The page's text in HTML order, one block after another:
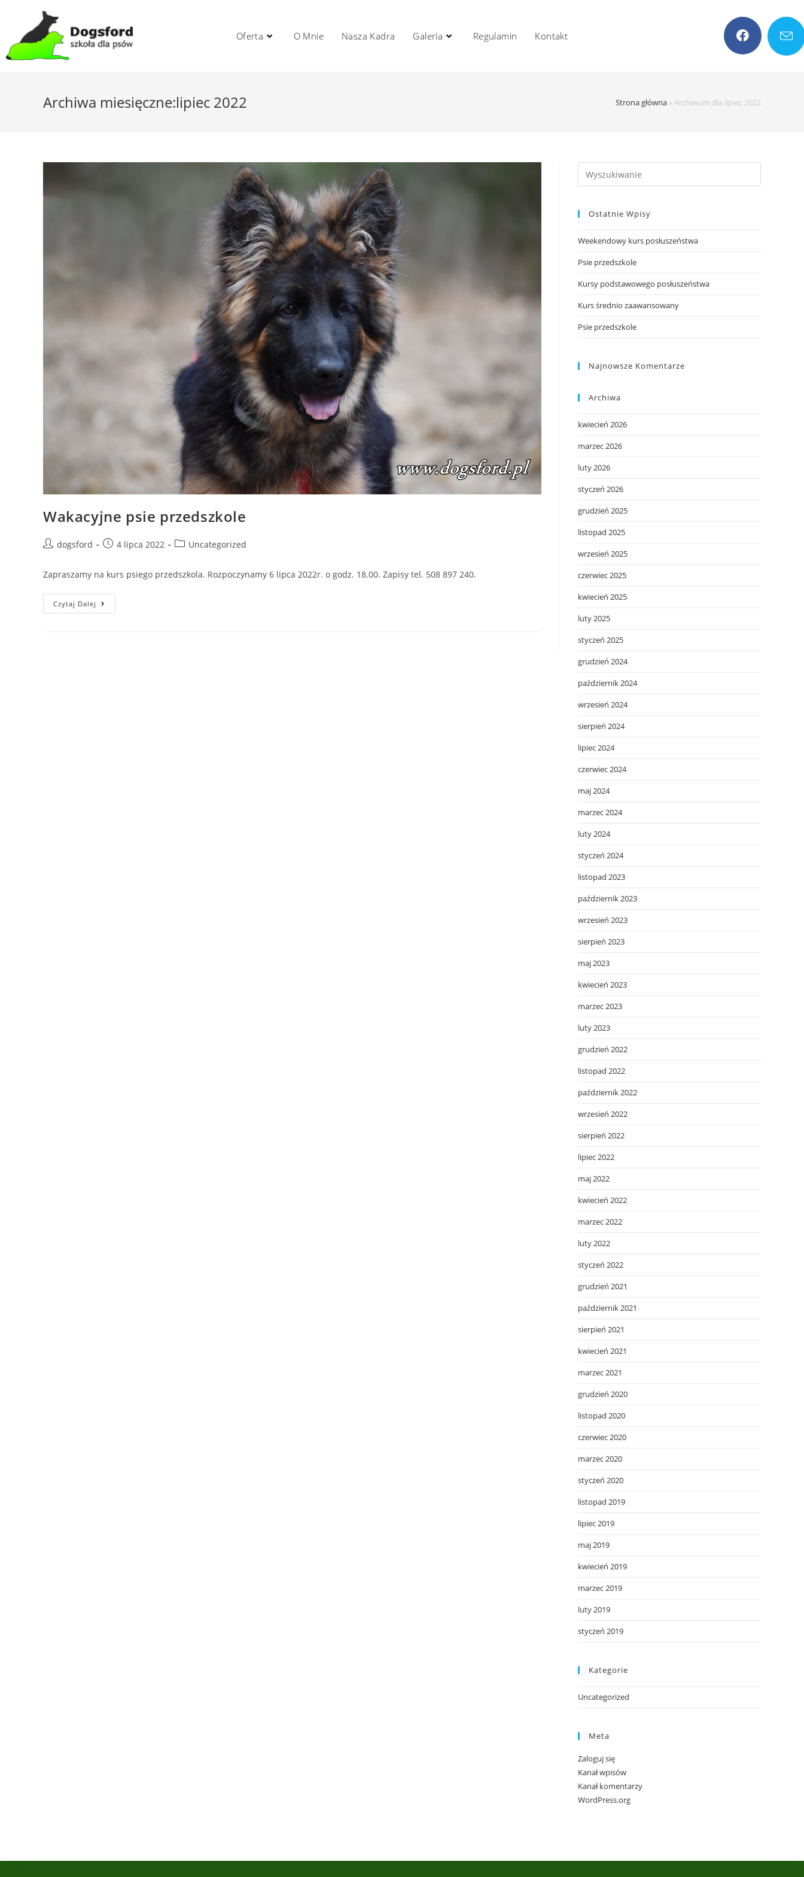
content
Oferta O Mnie Nasza Kadra Galeria Regulamin Kontakt
Archiwa miesięczne:lipiec 2022 Strona główna » Archiwum dla lipiec 2022
Wakacyjne psie przedszkole
Postdogsford
Post4 lipca 2022
PostUncategorized
Zapraszamy na kurs psiego przedszkola. Rozpoczynamy 6 lipca 2022r. o godz. 18.00. Zapisy tel. 508 897 240.
Czytaj Dalej Wakacyjne
Psie
Search
this
Ostatnie Wpisy
Weekendowy kurs posłuszeństwa
Psie przedszkole
Kursy podstawowego posłuszeństwa
Kurs średnio zaawansowany
Psie przedszkole
Najnowsze Komentarze
Archiwa
kwiecień 2026
marzec 2026
luty 2026
styczeń 2026
grudzień 2025
listopad 2025
wrzesień 2025
czerwiec 2025
kwiecień 2025
luty 2025
styczeń 2025
grudzień 2024
październik 2024
wrzesień 2024
sierpień 2024
lipiec 2024
czerwiec 2024
maj 2024
marzec 2024
luty 2024
styczeń 2024
listopad 2023
październik 2023
wrzesień 2023
sierpień 2023
maj 2023
kwiecień 2023
marzec 2023
luty 2023
grudzień 2022
listopad 2022
październik 2022
wrzesień 2022
sierpień 2022
lipiec 2022
maj 2022
kwiecień 2022
marzec 2022
luty 2022
styczeń 2022
grudzień 2021
październik 2021
sierpień 2021
kwiecień 2021
marzec 2021
grudzień 2020
listopad 2020
czerwiec 2020
marzec 2020
styczeń 2020
listopad 2019
lipiec 2019
maj 2019
kwiecień 2019
marzec 2019
luty 2019
styczeń 2019
Kategorie
Uncategorized
Meta
Zaloguj się
Kanał wpisów
Kanał komentarzy
WordPress.org